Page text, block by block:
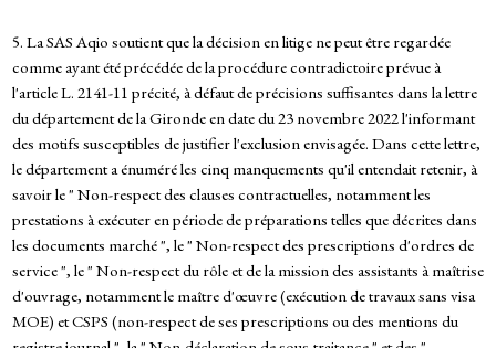
5. La SAS Aqio soutient que la décision en litige ne peut être regardée
comme ayant été précédée de la procédure contradictoire prévue à
l'article L. 2141-11 précité, à défaut de précisions suffisantes dans la lettre
du département de la Gironde en date du 23 novembre 2022 l'informant
des motifs susceptibles de justifier l'exclusion envisagée. Dans cette lettre,
le département a énuméré les cinq manquements qu'il entendait retenir, à
savoir le " Non-respect des clauses contractuelles, notamment les
prestations à exécuter en période de préparations telles que décrites dans
les documents marché ", le " Non-respect des prescriptions d'ordres de
service ", le " Non-respect du rôle et de la mission des assistants à maîtrise
d'ouvrage, notamment le maître d'œuvre (exécution de travaux sans visa
MOE) et CSPS (non-respect de ses prescriptions ou des mentions du